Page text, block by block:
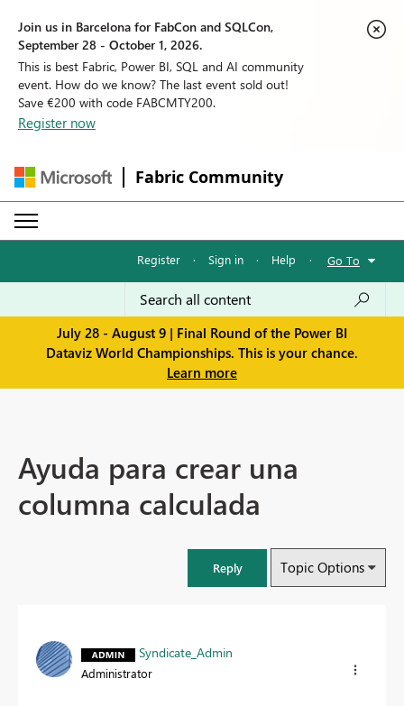
Join us in Barcelona for FabCon and SQLCon,
September 28 - October 1, 2026.
This is best Fabric, Power BI, SQL and AI community
event. How do we know? The last event sold out!
Save €200 with code FABCMTY200.
Register now
Fabric Community
Register · Sign in · Help · Go To
July 28 - August 9 | Final Round of the Power BI
Dataviz World Championships. This is your chance.
Learn more
Ayuda para crear una
columna calculada
Reply Topic Options
Syndicate_Admin
Administrator